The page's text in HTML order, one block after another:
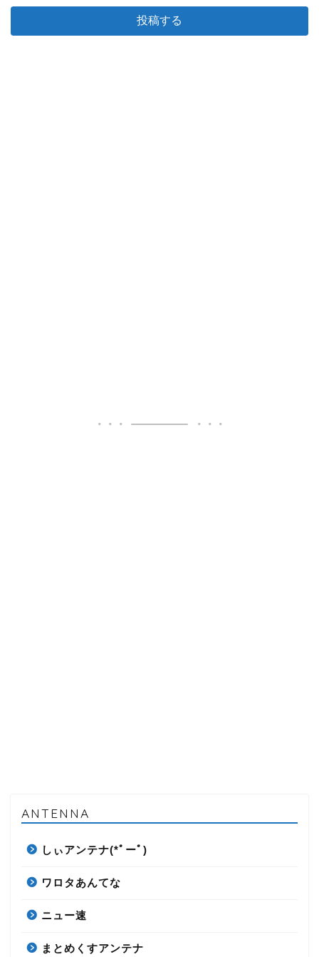
ANTENNA
しぃアンテナ(*ﾟーﾟ)
ワロタあんてな
ニュー速
まとめくすアンテナ